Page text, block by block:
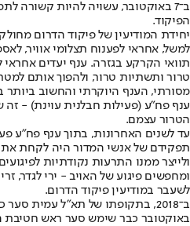
ב־7 באוקטובר, עשויה להיות קשורה
הפיקוד.
יחידת המודיעין של פיקוד הדרום
למשל, אחראי לפענוח תצלומי אוויר,
תוואי הקרקע בגזרה. ענף יעדים אחראי
טרור ותשתיות טרור, ולהפוך אותם
מסורתי, הענף היוקרתי והחשוב ביותר
ענף פח"ע (פעילות חבלנית עוינת) - זה
הטרור עצמם.
עד לשנים האחרונות, בתוך ענף פח"ע
תפקידם של אנשי המדור היה לקחת את
ולייצר ממנו התרעות נקודתיות
ומחפשים פיגוע של האויב - ירי לגדר,
לשעבר במודיעין פיקוד הדרום.
באוקטובר כבר שימש סער ראש